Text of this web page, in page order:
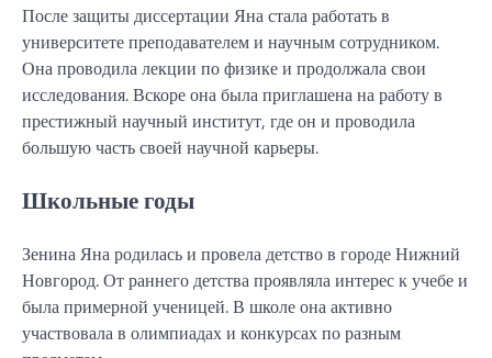
После защиты диссертации Яна стала работать в
университете преподавателем и научным сотрудником.
Она проводила лекции по физике и продолжала свои
исследования. Вскоре она была приглашена на работу в
престижный научный институт, где он и проводила
большую часть своей научной карьеры.
Школьные годы
Зенина Яна родилась и провела детство в городе Нижний
Новгород. От раннего детства проявляла интерес к учебе и
была примерной ученицей. В школе она активно
участвовала в олимпиадах и конкурсах по разным